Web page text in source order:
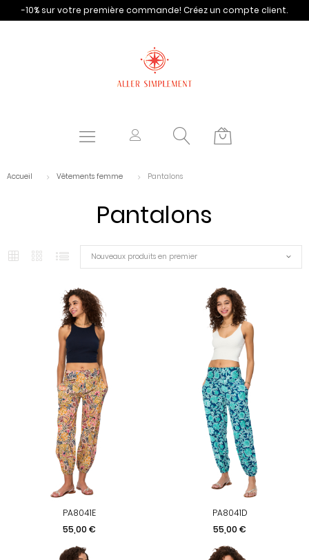
-10% sur votre première commande! Créez un compte client.
Accueil Vêtements femme Pantalons
Pantalons
Nouveaux produits en premier
PA8041E
Prix
55,00 €
PA8041D
Prix
55,00 €